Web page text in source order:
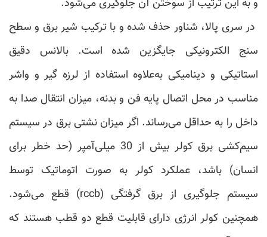
و به این ترتیب از سوختن آن جلوگیری می‌شود.
در سری پالا، شناور حذف شده و با ترکیب شیر برق و سطح
سنج الکترونیکی جایگزین شده است. بالانس دقیق
استاتیکی و دینامیکی به‌علاوه استفاده از لرزه ‌گیر و واشر
مناسب در محل اتصال پایه فن و بدنه، میزان انتقال صدا به
داخل را به حداقل می‌رساند. اگر میزان نشتی برق در سیستم
سیم‌کشی برق کولر بیش از 30 میلی‌آمپر (حد خطر برای
انسان) باشد، عملکرد کولر به صورت اتوماتیک توسط
سیستم جلوگیری از برق گرفتگی (rccb) قطع می‌شود.
همچنین کولر انرژی دارای قابلیت قطع دو قطب هستند که